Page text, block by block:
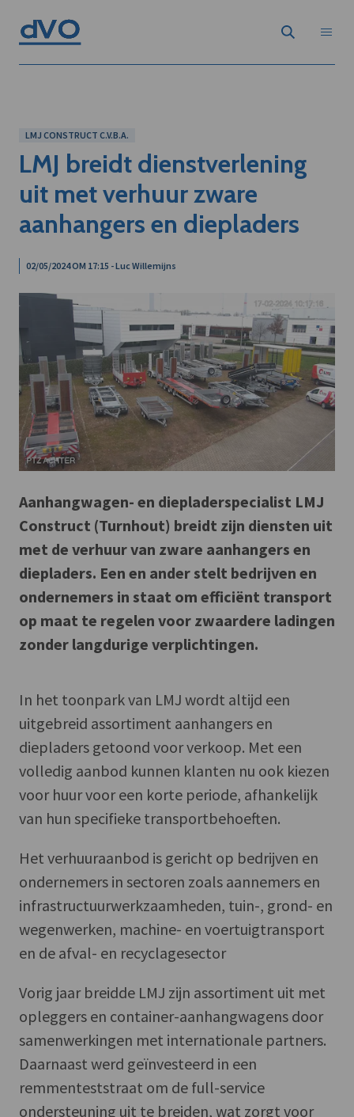
LMJ CONSTRUCT C.V.B.A.
LMJ breidt dienstverlening
uit met verhuur zware
aanhangers en diepladers
02/05/2024 OM 17:15 - Luc Willemijns
Aanhangwagen- en diepladerspecialist LMJ
Construct (Turnhout) breidt zijn diensten uit
met de verhuur van zware aanhangers en
diepladers. Een en ander stelt bedrijven en
ondernemers in staat om efficiënt transport
op maat te regelen voor zwaardere ladingen
zonder langdurige verplichtingen.
In het toonpark van LMJ wordt altijd een
uitgebreid assortiment aanhangers en
diepladers getoond voor verkoop. Met een
volledig aanbod kunnen klanten nu ook kiezen
voor huur voor een korte periode, afhankelijk
van hun specifieke transportbehoeften.
Het verhuuraanbod is gericht op bedrijven en
ondernemers in sectoren zoals aannemers en
infrastructuurwerkzaamheden, tuin-, grond- en
wegenwerken, machine- en voertuigtransport
en de afval- en recyclagesector
Vorig jaar breidde LMJ zijn assortiment uit met
opleggers en container-aanhangwagens door
samenwerkingen met internationale partners.
Daarnaast werd geïnvesteerd in een
remmenteststraat om de full-service
ondersteuning uit te breiden, wat zorgt voor